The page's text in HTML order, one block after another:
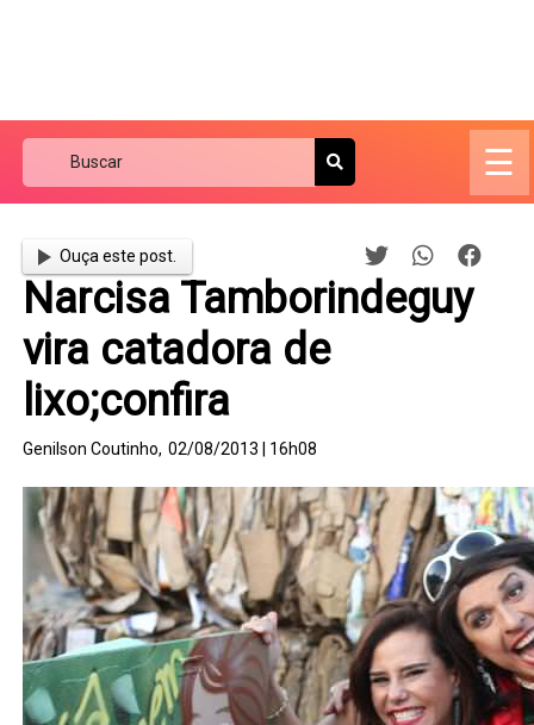
☰
Ouça este post.
Narcisa Tamborindeguy
vira catadora de
lixo;confira
Genilson Coutinho, 02/08/2013 | 16h08